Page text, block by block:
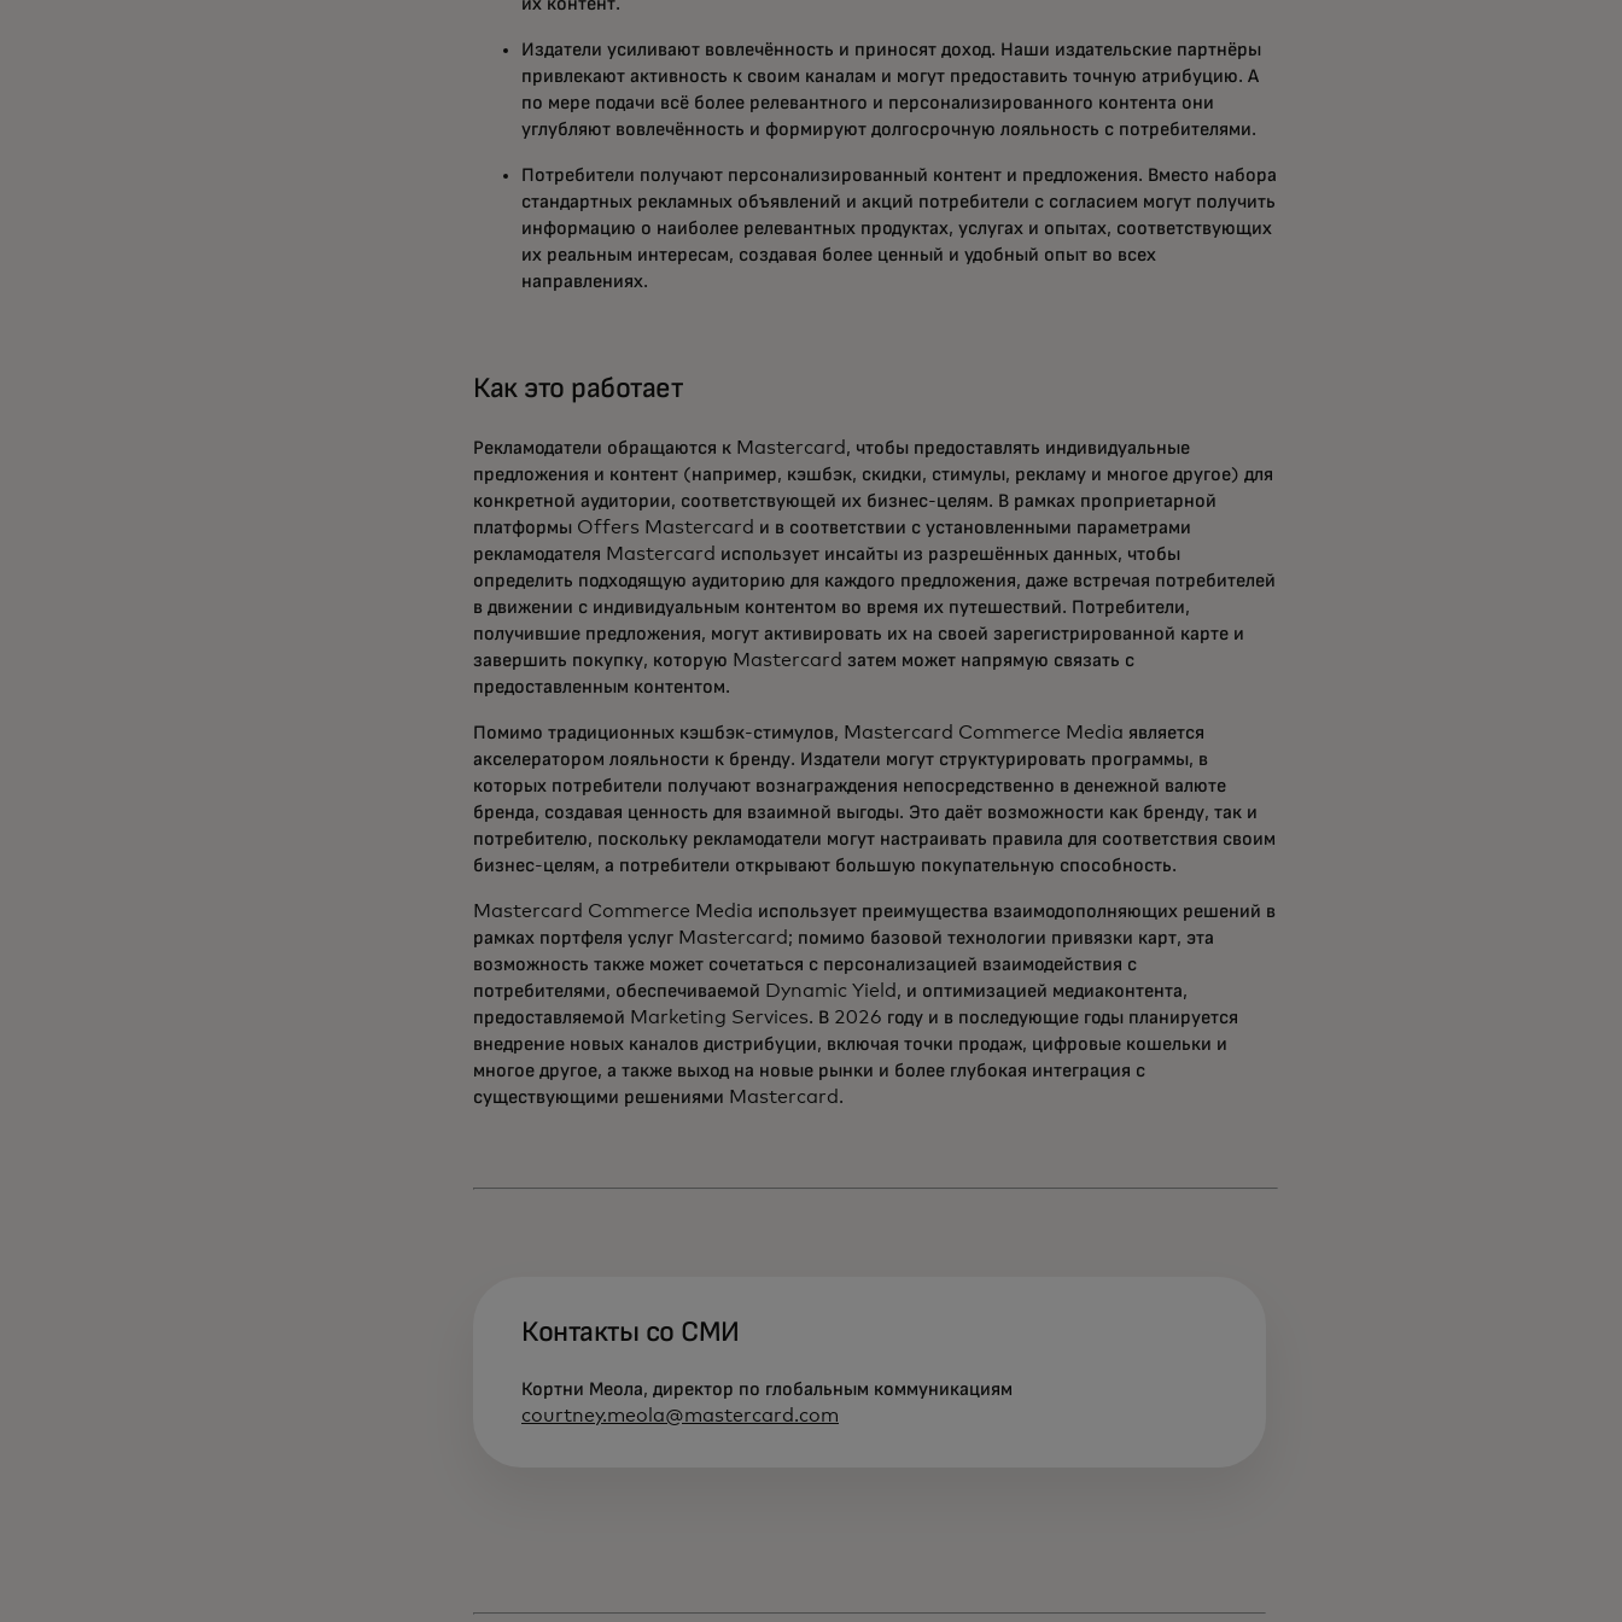
Издатели усиливают вовлечённость и приносят доход. Наши издательские партнёры
привлекают активность к своим каналам и могут предоставить точную атрибуцию. А
по мере подачи всё более релевантного и персонализированного контента они
углубляют вовлечённость и формируют долгосрочную лояльность с потребителями.
Потребители получают персонализированный контент и предложения. Вместо набора
стандартных рекламных объявлений и акций потребители с согласием могут получить
информацию о наиболее релевантных продуктах, услугах и опытах, соответствующих
их реальным интересам, создавая более ценный и удобный опыт во всех
направлениях.
Как это работает
Рекламодатели обращаются к Mastercard, чтобы предоставлять индивидуальные
предложения и контент (например, кэшбэк, скидки, стимулы, рекламу и многое другое) для
конкретной аудитории, соответствующей их бизнес-целям. В рамках проприетарной
платформы Offers Mastercard и в соответствии с установленными параметрами
рекламодателя Mastercard использует инсайты из разрешённых данных, чтобы
определить подходящую аудиторию для каждого предложения, даже встречая потребителей
в движении с индивидуальным контентом во время их путешествий. Потребители,
получившие предложения, могут активировать их на своей зарегистрированной карте и
завершить покупку, которую Mastercard затем может напрямую связать с
предоставленным контентом.
Помимо традиционных кэшбэк-стимулов, Mastercard Commerce Media является
акселератором лояльности к бренду. Издатели могут структурировать программы, в
которых потребители получают вознаграждения непосредственно в денежной валюте
бренда, создавая ценность для взаимной выгоды. Это даёт возможности как бренду, так и
потребителю, поскольку рекламодатели могут настраивать правила для соответствия своим
бизнес-целям, а потребители открывают большую покупательную способность.
Mastercard Commerce Media использует преимущества взаимодополняющих решений в
рамках портфеля услуг Mastercard; помимо базовой технологии привязки карт, эта
возможность также может сочетаться с персонализацией взаимодействия с
потребителями, обеспечиваемой Dynamic Yield, и оптимизацией медиаконтента,
предоставляемой Marketing Services. В 2026 году и в последующие годы планируется
внедрение новых каналов дистрибуции, включая точки продаж, цифровые кошельки и
многое другое, а также выход на новые рынки и более глубокая интеграция с
существующими решениями Mastercard.
Контакты со СМИ
Кортни Меола, директор по глобальным коммуникациям
courtney.meola@mastercard.com